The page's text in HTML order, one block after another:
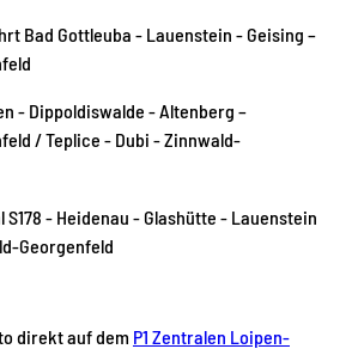
Bad Gottleuba - Lauenstein - Geising –
- Dippoldiswalde - Altenberg –
/ Teplice - Dubi - Zinnwald-
S178 - Heidenau - Glashütte - Lauenstein
Georgenfeld
direkt auf dem P1 Zentralen Loipen-